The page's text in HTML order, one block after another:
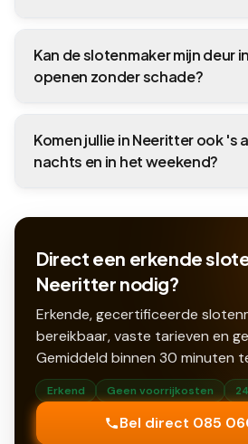
Kan de slotenmaker mijn deur
openen zonder schade?
Komen jullie in Neeritter ook 's
nachts en in het weekend?
Direct een erkende
Neeritter nodig?
Erkende, gecertificeerde
bereikbaar, vaste tarieven en
Gemiddeld binnen 30 minuten
Erkend Geen voorrijkosten
Bel direct 085